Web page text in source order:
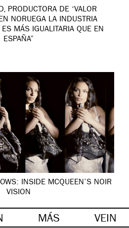
PRODUCTORA DE ‘VALOR
NORUEGA LA INDUSTRIA
MÁS IGUALITARIA QUE EN
ESPAÑA”
INSIDE MCQUEEN’S NOIR
VISION
MÁS VEIN